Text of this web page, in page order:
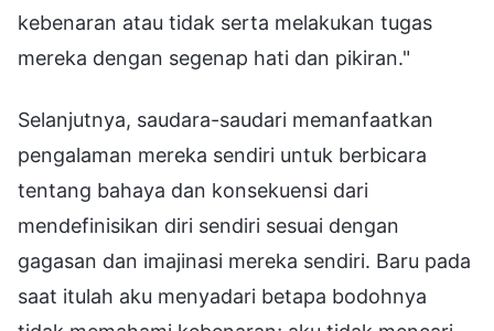
kebenaran atau tidak serta melakukan tugas
mereka dengan segenap hati dan pikiran."
Selanjutnya, saudara-saudari memanfaatkan
pengalaman mereka sendiri untuk berbicara
tentang bahaya dan konsekuensi dari
mendefinisikan diri sendiri sesuai dengan
gagasan dan imajinasi mereka sendiri. Baru pada
saat itulah aku menyadari betapa bodohnya